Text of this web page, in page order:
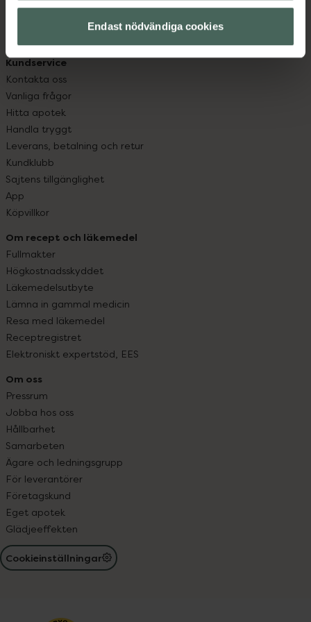
Endast nödvändiga cookies
hjälpa just dig att må lite bättre. Välkommen att prata
Kundservice
Kontakta oss
Vanliga frågor
Hitta apotek
Handla tryggt
Leverans, betalning och retur
Kundklubb
Sajtens tillgänglighet
App
Köpvillkor
Om recept och läkemedel
Fullmakter
Högkostnadsskyddet
Läkemedelsutbyte
Lämna in gammal medicin
Resa med läkemedel
Receptregistret
Elektroniskt expertstöd, EES
Om oss
Pressrum
Jobba hos oss
Hållbarhet
Samarbeten
Ägare och ledningsgrupp
För leverantörer
Företagskund
Eget apotek
Glädjeeffekten
Cookieinställningar